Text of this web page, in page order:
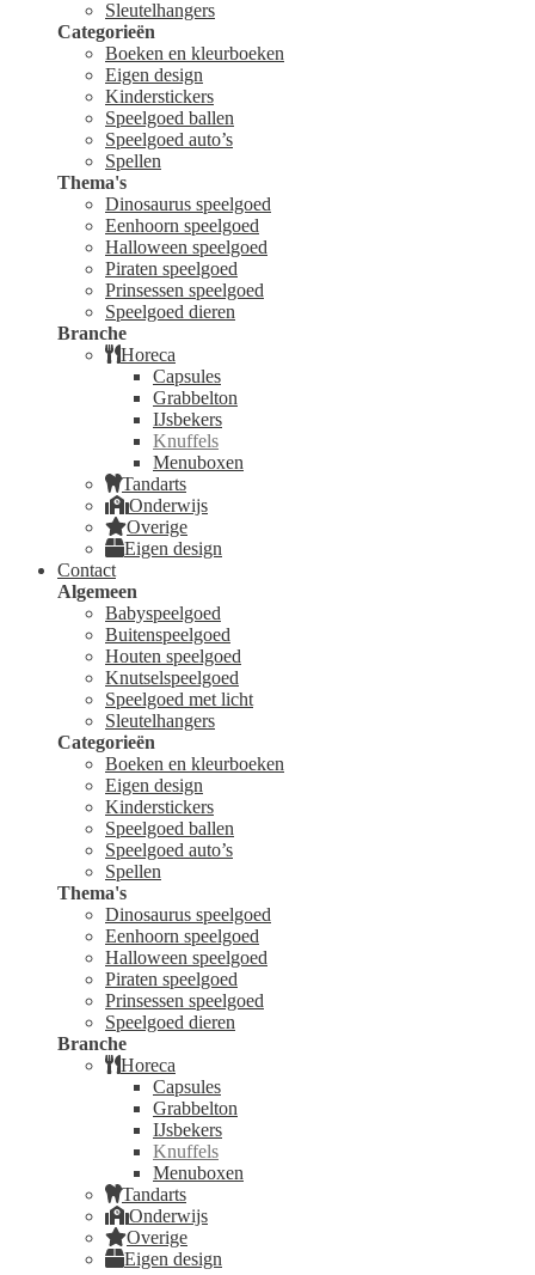
Sleutelhangers
Categorieën
Boeken en kleurboeken
Eigen design
Kinderstickers
Speelgoed ballen
Speelgoed auto’s
Spellen
Thema's
Dinosaurus speelgoed
Eenhoorn speelgoed
Halloween speelgoed
Piraten speelgoed
Prinsessen speelgoed
Speelgoed dieren
Branche
Horeca
Capsules
Grabbelton
IJsbekers
Knuffels
Menuboxen
Tandarts
Onderwijs
Overige
Eigen design
Contact
Algemeen
Babyspeelgoed
Buitenspeelgoed
Houten speelgoed
Knutselspeelgoed
Speelgoed met licht
Sleutelhangers
Categorieën
Boeken en kleurboeken
Eigen design
Kinderstickers
Speelgoed ballen
Speelgoed auto’s
Spellen
Thema's
Dinosaurus speelgoed
Eenhoorn speelgoed
Halloween speelgoed
Piraten speelgoed
Prinsessen speelgoed
Speelgoed dieren
Branche
Horeca
Capsules
Grabbelton
IJsbekers
Knuffels
Menuboxen
Tandarts
Onderwijs
Overige
Eigen design